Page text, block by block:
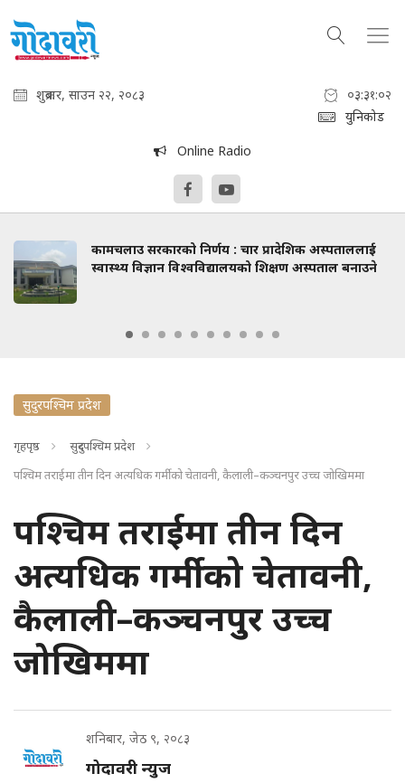
शुक्रबार, साउन २२, २०८३
०३:३१:०३
युनिकोड
Online Radio
कामचलाउ सरकारको निर्णय : चार प्रादेशिक अस्पताललाई
स्वास्थ्य विज्ञान विश्वविद्यालयको शिक्षण अस्पताल बनाउने
सुदुरपश्चिम प्रदेश
गृहपृष्ठ
सुदुरपश्चिम प्रदेश
पश्चिम तराईमा तीन दिन अत्यधिक गर्मीको चेतावनी, कैलाली–कञ्चनपुर उच्च जोखिममा
पश्चिम तराईमा तीन दिन
अत्यधिक गर्मीको चेतावनी,
कैलाली–कञ्चनपुर उच्च
जोखिममा
शनिबार, जेठ ९, २०८३
गोदावरी न्युज